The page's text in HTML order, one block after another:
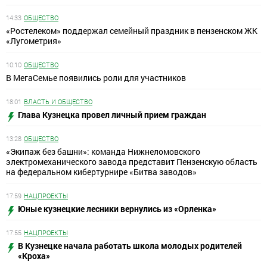
14:33 ОБЩЕСТВО
«Ростелеком» поддержал семейный праздник в пензенском ЖК
«Лугометрия»
10:10 ОБЩЕСТВО
В МегаСемье появились роли для участников
18:01 ВЛАСТЬ И ОБЩЕСТВО
Глава Кузнецка провел личный прием граждан
13:28 ОБЩЕСТВО
«Экипаж без башни»: команда Нижнеломовского
электромеханического завода представит Пензенскую область
на федеральном кибертурнире «Битва заводов»
17:59 НАЦПРОЕКТЫ
Юные кузнецкие лесники вернулись из «Орленка»
17:55 НАЦПРОЕКТЫ
В Кузнецке начала работать школа молодых родителей
«Кроха»